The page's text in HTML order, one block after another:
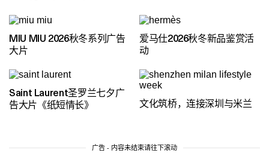
MIU MIU 2026秋冬系列广告
大片
爱马仕2026秋冬新品鉴赏活
动
Saint Laurent圣罗兰七夕广
告大片《纸短情长》
文化筑桥，连接深圳与米兰
广告 - 内容未结束请往下滚动